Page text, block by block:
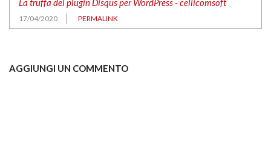
La truffa del plugin Disqus per WordPress - cellicomsoft
17/04/2020 PERMALINK
AGGIUNGI UN COMMENTO